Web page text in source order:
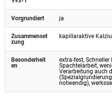
Vorgrundiert ja
Zusammenset
zung
kapillaraktive
Besonderheit
en
extra-fest, Schneller
Spachtelarbeit,
Verarbeitung auch
notwendig),